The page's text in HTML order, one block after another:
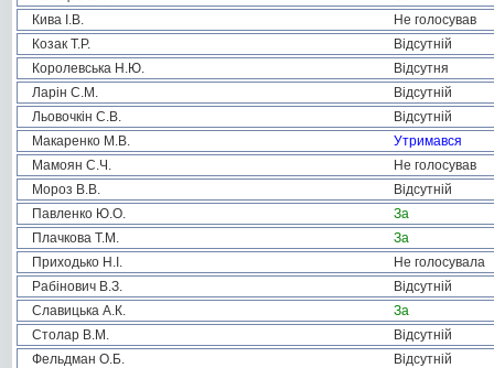
Кива І.В.
Не голосував
Козак Т.Р.
Відсутній
Королевська Н.Ю.
Відсутня
Ларін С.М.
Відсутній
Льовочкін С.В.
Відсутній
Макаренко М.В.
Утримався
Мамоян С.Ч.
Не голосував
Мороз В.В.
Відсутній
Павленко Ю.О.
За
Плачкова Т.М.
За
Приходько Н.І.
Не голосувала
Рабінович В.З.
Відсутній
Славицька А.К.
За
Столар В.М.
Відсутній
Фельдман О.Б.
Відсутній